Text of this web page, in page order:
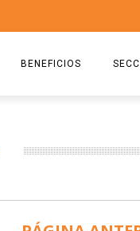
BENEFICIOS
COMISIÓN
DOCUMENTOS